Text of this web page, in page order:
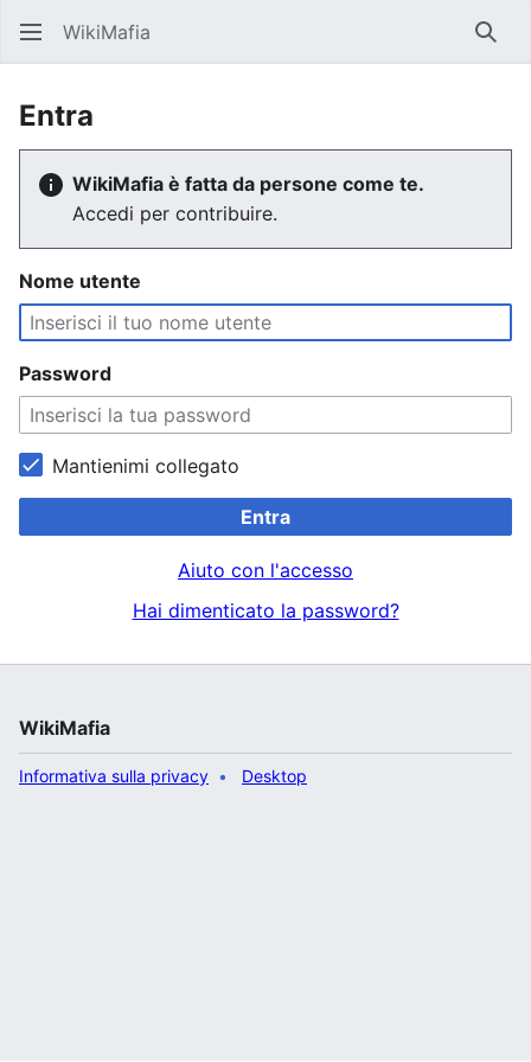
WikiMafia
Entra
WikiMafia è fatta da persone come te.
Accedi per contribuire.
Nome utente
Password
Mantienimi collegato
Entra
Aiuto con l'accesso
Hai dimenticato la password?
WikiMafia
Informativa sulla privacy Desktop